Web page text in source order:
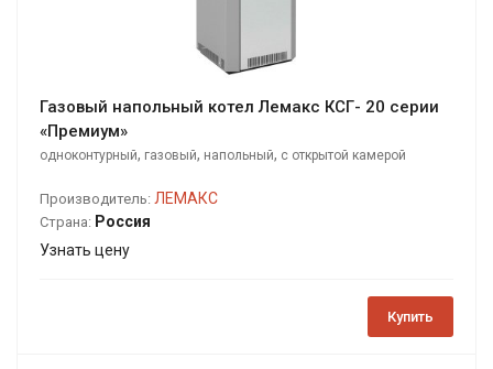
Газовый напольный котел Лемакс КСГ- 20 серии
«Премиум»
одноконтурный, газовый, напольный, с открытой камерой
Производитель: ЛЕМАКС
Страна: Россия
Узнать цену
Купить